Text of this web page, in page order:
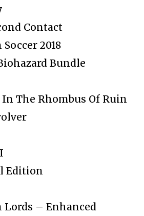
Contact
2018
Bundle
The Rhombus Of Ruin
Edition
Lords – Enhanced